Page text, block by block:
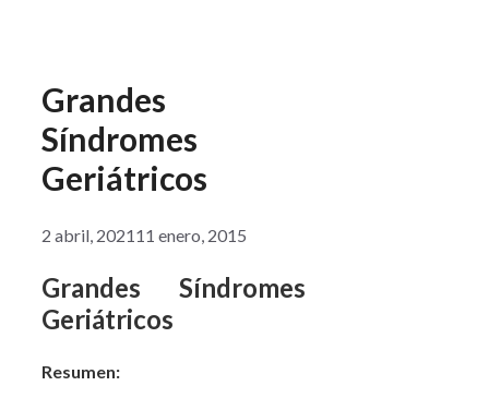
Grandes
Síndromes
Geriátricos
2 abril, 202111 enero, 2015
Grandes Síndromes
Geriátricos
Resumen: